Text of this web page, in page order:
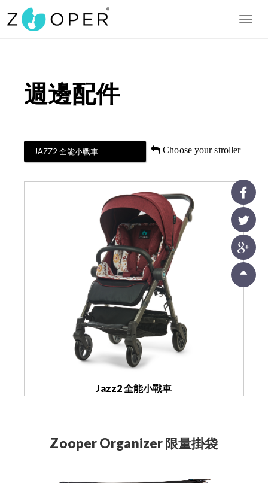
週邊配件
Choose your stroller
Jazz2 全能小戰車
Zooper Organizer 限量掛袋